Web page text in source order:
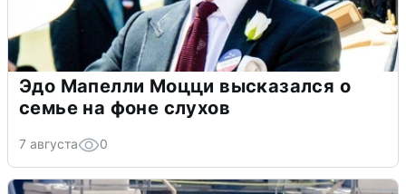
Эдо Мапелли Моцци высказался о
семье на фоне слухов
7 августа 0